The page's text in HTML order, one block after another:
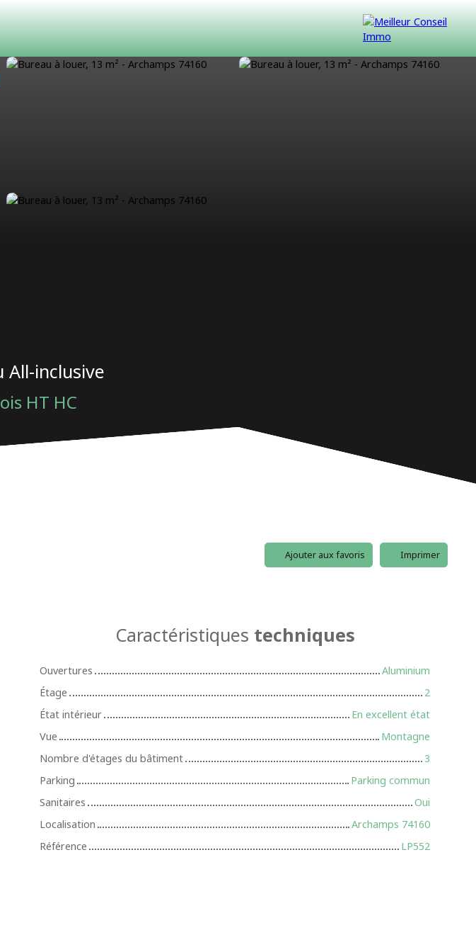
All-inclusive
HT HC
Ajouter aux favoris Imprimer
Caractéristiques techniques
Ouvertures
Aluminium
Étage
2
État intérieur
En excellent état
Vue
Montagne
Nombre d'étages du bâtiment
3
Parking
Parking commun
Sanitaires
Oui
Localisation
Archamps 74160
Référence
LP552